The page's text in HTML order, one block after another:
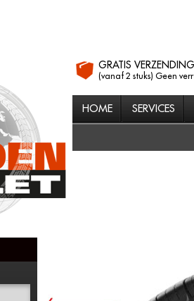
GRATIS VERZENDING
(vanaf 2 stuks) Geen
HOME SERVICES